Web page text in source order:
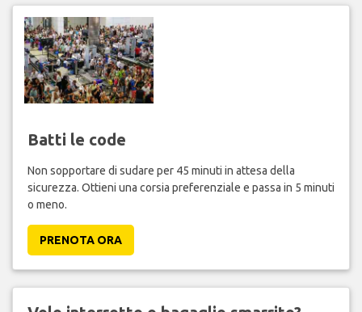
Batti le code
Non sopportare di sudare per 45 minuti in attesa della
sicurezza. Ottieni una corsia preferenziale e passa in 5 minuti
o meno.
PRENOTA ORA